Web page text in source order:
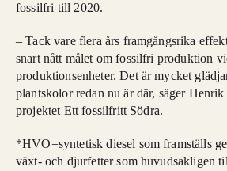
fossilfri till 2020.
– Tack vare flera års framgångsrika
snart nått målet om fossilfri produktion
produktionsenheter. Det är mycket
plantskolor redan nu är där, säger
projektet Ett fossilfritt Södra.
*HVO=syntetisk diesel som framställs
växt- och djurfetter som huvudsakligen